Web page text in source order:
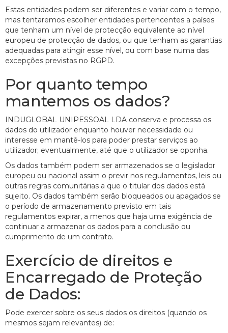
Estas entidades podem ser diferentes e variar com o tempo,
mas tentaremos escolher entidades pertencentes a países
que tenham um nível de protecção equivalente ao nível
europeu de protecção de dados, ou que tenham as garantias
adequadas para atingir esse nível, ou com base numa das
excepções previstas no RGPD.
Por quanto tempo
mantemos os dados?
INDUGLOBAL UNIPESSOAL LDA conserva e processa os
dados do utilizador enquanto houver necessidade ou
interesse em mantê-los para poder prestar serviços ao
utilizador; eventualmente, até que o utilizador se oponha.
Os dados também podem ser armazenados se o legislador
europeu ou nacional assim o previr nos regulamentos, leis ou
outras regras comunitárias a que o titular dos dados está
sujeito. Os dados também serão bloqueados ou apagados se
o período de armazenamento previsto em tais
regulamentos expirar, a menos que haja uma exigência de
continuar a armazenar os dados para a conclusão ou
cumprimento de um contrato.
Exercício de direitos e
Encarregado de Proteção
de Dados:
Pode exercer sobre os seus dados os direitos (quando os
mesmos sejam relevantes) de: